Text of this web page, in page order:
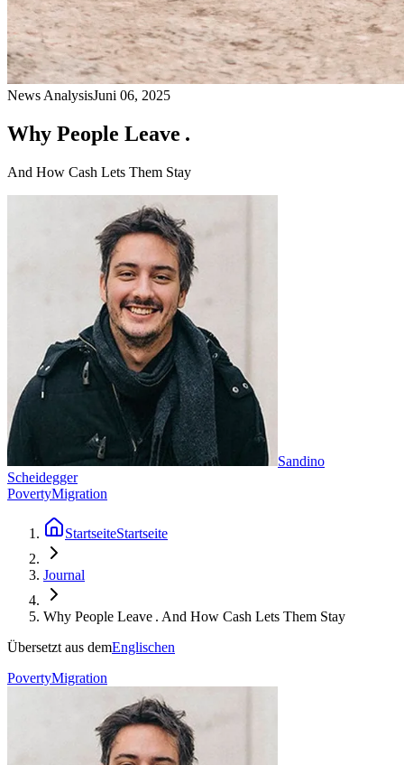
News AnalysisJuni 06, 2025
Why People Leave .
And How Cash Lets Them Stay
Sandino
Scheidegger
PovertyMigration
StartseiteStartseite
Journal
Why People Leave . And How Cash Lets Them Stay
Übersetzt aus demEnglischen
PovertyMigration